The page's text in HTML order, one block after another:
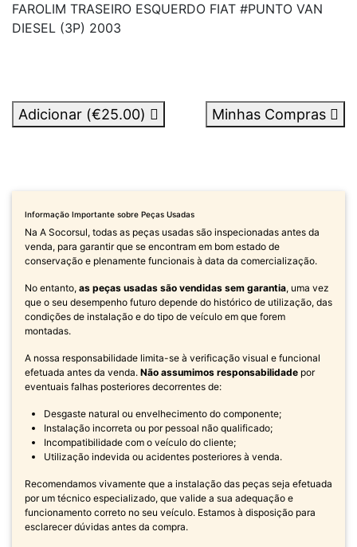
FAROLIM TRASEIRO ESQUERDO FIAT #PUNTO VAN
DIESEL (3P) 2003
Adicionar (€25.00) Minhas Compras
Informação Importante sobre Peças Usadas
Na A Socorsul, todas as peças usadas são inspecionadas antes da
venda, para garantir que se encontram em bom estado de
conservação e plenamente funcionais à data da comercialização.
No entanto, as peças usadas são vendidas sem garantia, uma vez
que o seu desempenho futuro depende do histórico de utilização, das
condições de instalação e do tipo de veículo em que forem
montadas.
A nossa responsabilidade limita-se à verificação visual e funcional
efetuada antes da venda. Não assumimos responsabilidade por
eventuais falhas posteriores decorrentes de:
Desgaste natural ou envelhecimento do componente;
Instalação incorreta ou por pessoal não qualificado;
Incompatibilidade com o veículo do cliente;
Utilização indevida ou acidentes posteriores à venda.
Recomendamos vivamente que a instalação das peças seja efetuada
por um técnico especializado, que valide a sua adequação e
funcionamento correto no seu veículo. Estamos à disposição para
esclarecer dúvidas antes da compra.